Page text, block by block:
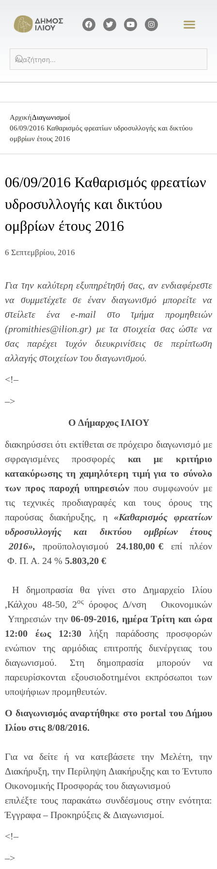
ΑρχικήΔιαγωνισμοί
06/09/2016 Καθαρισμός φρεατίων υδροσυλλογής και δικτύου
ομβρίων έτους 2016
06/09/2016 Καθαρισμός φρεατίων
υδροσυλλογής και δικτύου
ομβρίων έτους 2016
6 Σεπτεμβρίου, 2016
Για την καλύτερη εξυπηρέτησή σας, αν ενδιαφέρεστε
να συμμετέχετε σε έναν διαγωνισμό μπορείτε να
στείλετε ένα e-mail στο τμήμα προμηθειών
(promithies@ilion.gr) με τα στοιχεία σας ώστε να
σας παρέχει τυχόν διευκρινίσεις σε περίπτωση
αλλαγής στοιχείων του διαγωνισμού.
<!–
–>
Ο Δήμαρχος ΙΛΙΟΥ
διακηρύσσει ότι εκτίθεται σε πρόχειρο διαγωνισμό με
σφραγισμένες προσφορές και
με κριτήριο
κατακύρωσης τη χαμηλότερη τιμή για το σύνολο
των προς παροχή υπηρεσιών που συμφωνούν με
τις τεχνικές προδιαγραφές και τους όρους της
παρούσας διακήρυξης, η «Καθαρισμός φρεατίων
υδροσυλλογής και δικτύου ομβρίων έτους
2016»,
προϋπολογισμού 24.180,00€ επί πλέον
Φ. Π. Α. 24 % 5.803,20 €
Η δημοπρασία θα γίνει στο Δημαρχείο Ιλίου
,Κάλχου 48-50, 2ος
όροφος Δ/νση Οικονομικών
Υπηρεσιών την06-09-2016, ημέρα Τρίτη και ώρα
12:00 έως 12:30 λήξη παράδοσης προσφορών
ενώπιον της αρμόδιας επιτροπής διενέργειας του
διαγωνισμού. Στη δημοπρασία μπορούν να
παρευρίσκονται εξουσιοδοτημένοι εκπρόσωποι των
υποψήφιων προμηθευτών.
Ο διαγωνισμός αναρτήθηκε στο portal του Δήμου
Ιλίου στις 8/08/2016.
Για να δείτε ή να κατεβάσετε την Μελέτη, την
Διακήρυξη, την Περίληψη Διακήρυξης και το Έντυπο
Οικονομικής Προσφοράς του διαγωνισμού
επιλέξτε τους παρακάτω συνδέσμους στην ενότητα:
Έγγραφα – Προκηρύξεις & Διαγωνισμοί.
<!–
–>